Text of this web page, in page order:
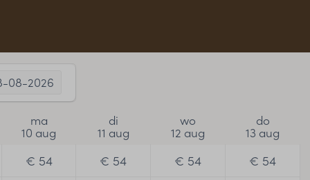
08-2026
ma
10 aug
di
11 aug
wo
12 aug
do
13 aug
€ 54 € 54 € 54 € 54